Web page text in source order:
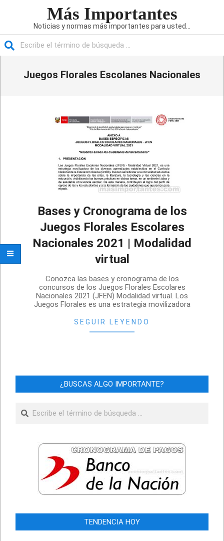
Más Importantes
Noticias y normas más importantes para usted...
Juegos Florales Escolanes Nacionales
Bases y Cronograma de los
Juegos Florales Escolares
Nacionales 2021 | Modalidad
virtual
08-
19
Conozca las bases y cronograma de los
concursos de los Juegos Florales Escolares
Nacionales 2021 (JFEN) Modalidad virtual. Los
Juegos Florales es una estrategia movilizadora
SEGUIR LEYENDO
¿BUSCAS ALGO IMPORTANTE?
TENDENCIA HOY